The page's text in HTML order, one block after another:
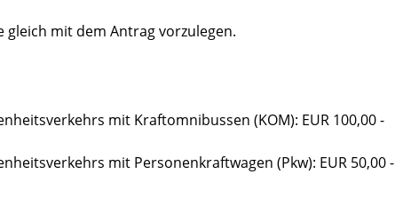
gleich mit dem Antrag vorzulegen.
mit Kraftomnibussen (KOM): EUR 100,00 -
mit Personenkraftwagen (Pkw): EUR 50,00 -